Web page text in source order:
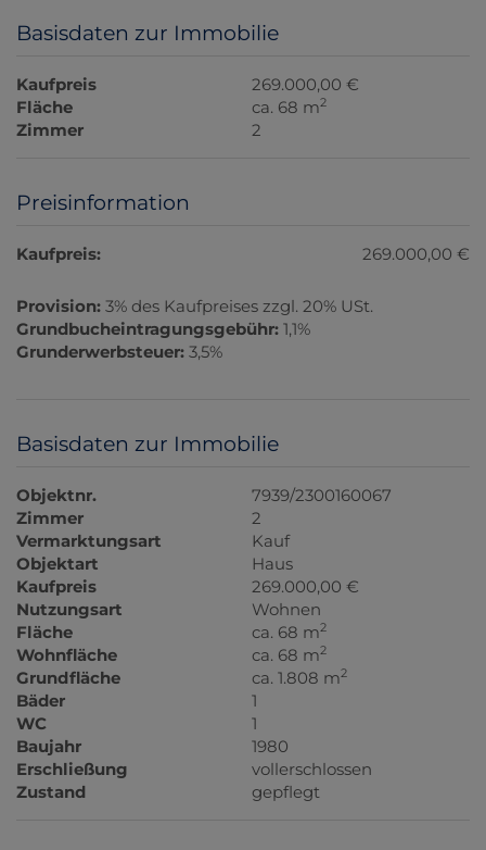
Basisdaten zur Immobilie
Kaufpreis
269.000,00 €
Fläche
ca. 68 m2
Zimmer 2
Preisinformation
Kaufpreis: 269.000,00 €
Provision: 3% des Kaufpreises zzgl. 20% USt.
Grundbucheintragungsgebühr: 1,1%
Grunderwerbsteuer: 3,5%
Basisdaten zur Immobilie
Objektnr.
7939/2300160067
Zimmer
2
Vermarktungsart
Kauf
Objektart
Haus
Kaufpreis
269.000,00 €
Nutzungsart
Wohnen
Fläche
ca. 68 m2
Wohnfläche ca. 68 m2
Grundfläche ca. 1.808 m2
Bäder
1
WC
1
Baujahr
1980
Erschließung
vollerschlossen
Zustand
gepflegt